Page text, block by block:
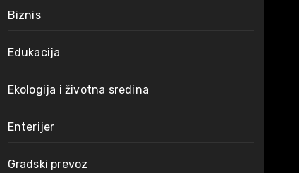
Biznis
Edukacija
Ekologija i životna sredina
Enterijer
Gradski prevoz